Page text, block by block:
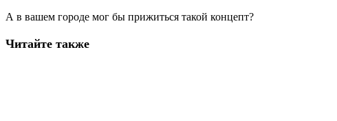
А в вашем городе мог бы прижиться такой концепт?
Читайте также